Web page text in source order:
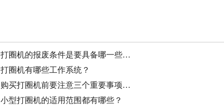
打圈机的报废条件是要具备哪一些…
打圈机有哪些工作系统？
购买打圈机前要注意三个重要事项…
小型打圈机的适用范围都有哪些？